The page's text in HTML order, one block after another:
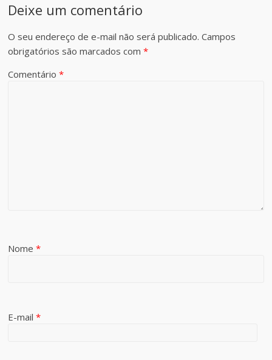
Deixe um comentário
O seu endereço de e-mail não será publicado. Campos
obrigatórios são marcados com*
Comentário*
Nome*
E-mail*